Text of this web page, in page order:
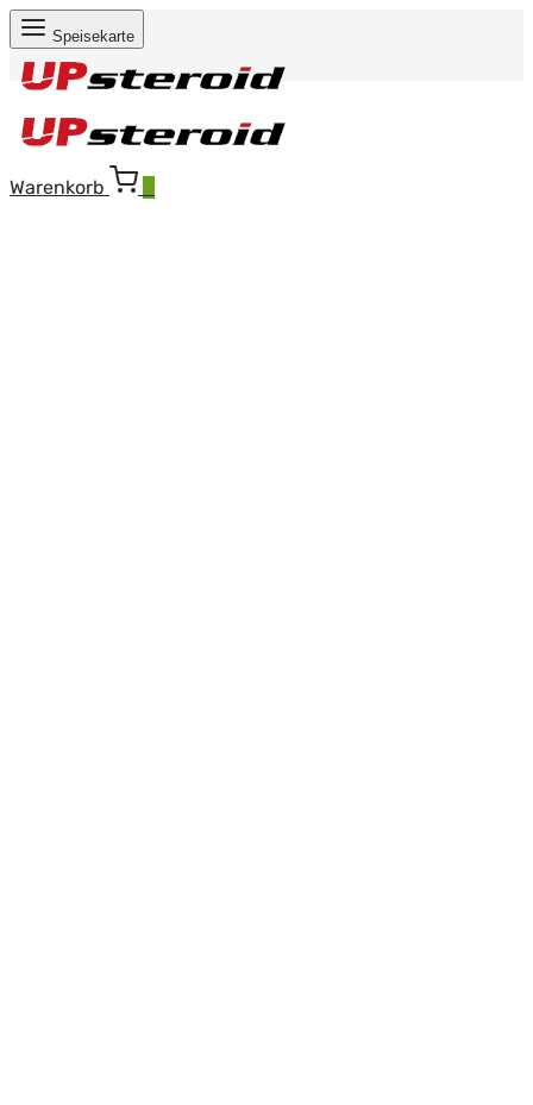
Speisekarte
Warenkorb